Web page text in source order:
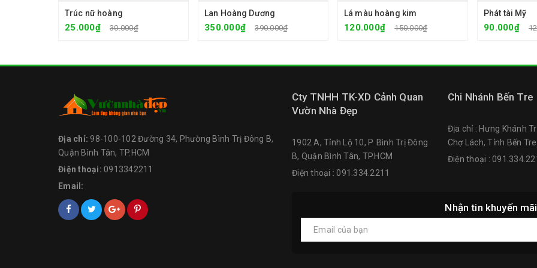
Trúc nữ hoàng
25.000₫ 30.000₫
Lan Hoàng Dương
350.000₫ 390.000₫
Lá màu hoàng kim
120.000₫ 150.000₫
Phát tài Mỹ
90.000₫
Địa chỉ: 98-100-102 Đường 34, Phường Bình Trị Đông B,
Quận Bình Tân, TP.HCM
Điện thoại: 0913342211
Email:
Cty TNHH TK-XD Cảnh Quan
Vườn Nhà Đẹp
1902 A, Tỉnh Lộ 10, P. Bình Trị Đông
B, Quận Bình Tân, TP.HCM
Điện thoại : 091.334.2211
Chi Nhánh Bến Tre
Địa chỉ : Hưng Khánh
Chợ Lách, Tỉnh Bến Tre
Điện thoại :
Nhận tin khuyến